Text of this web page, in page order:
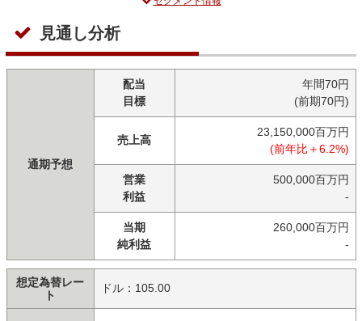
見通し分析
通期予想
配当
目標
年間70円
(前期70円)
売上高
23,150,000百万円
(前年比＋6.2%)
営業
利益
500,000百万円
-
当期
純利益
260,000百万円
-
想定為替レー
ト
ドル：105.00